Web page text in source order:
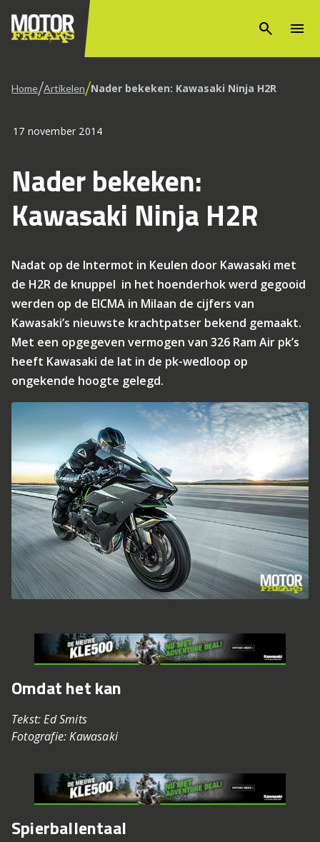
search menu
Home/Artikelen/Nader bekeken: Kawasaki Ninja H2R
17 november 2014
Nader bekeken:
Kawasaki Ninja H2R
Nadat op de Intermot in Keulen door Kawasaki met
de H2R de knuppel in het hoenderhok werd gegooid
werden op de EICMA in Milaan de cijfers van
Kawasaki’s nieuwste krachtpatser bekend gemaakt.
Met een opgegeven vermogen van 326 Ram Air pk’s
heeft Kawasaki de lat in de pk-wedloop op
ongekende hoogte gelegd.
Omdat het kan
Tekst: Ed Smits
Fotografie: Kawasaki
Spierballentaal